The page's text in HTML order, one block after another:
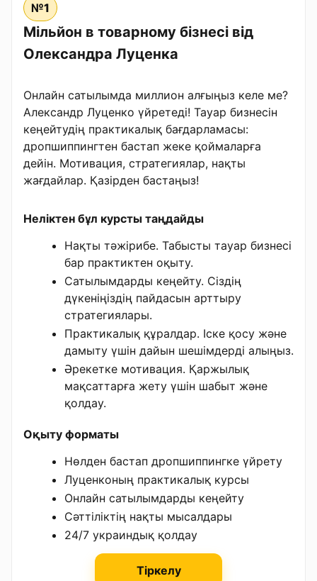
№1
Мільйон в товарному бізнесі від
Олександра Луценка
Онлайн сатылымда миллион алғыңыз келе ме?
Александр Луценко үйретеді! Тауар бизнесін
кеңейтудің практикалық бағдарламасы:
дропшиппингтен бастап жеке қоймаларға
дейін. Мотивация, стратегиялар, нақты
жағдайлар. Қазірден бастаңыз!
Неліктен бұл курсты таңдайды
Нақты тәжірибе. Табысты тауар бизнесі
бар практиктен оқыту.
Сатылымдарды кеңейту. Сіздің
дүкеніңіздің пайдасын арттыру
стратегиялары.
Практикалық құралдар. Іске қосу және
дамыту үшін дайын шешімдерді алыңыз.
Әрекетке мотивация. Қаржылық
мақсаттарға жету үшін шабыт және
қолдау.
Оқыту форматы
Нөлден бастап дропшиппингке үйрету
Луценконың практикалық курсы
Онлайн сатылымдарды кеңейту
Сәттіліктің нақты мысалдары
24/7 украиндық қолдау
Тіркелу